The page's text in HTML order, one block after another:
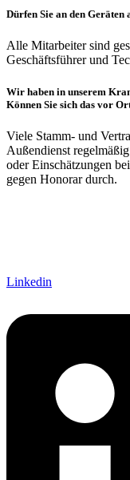
Dürfen Sie an den Geräten
Alle Mitarbeiter sind
Geschäftsführer und
Wir haben in unserem
Können Sie sich das vor
Viele Stamm- und
Außendienst
oder Einschätzungen
gegen Honorar durch.
Linkedin